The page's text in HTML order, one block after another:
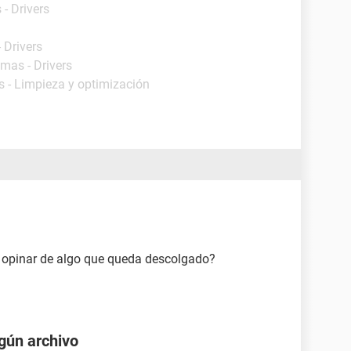
- Drivers
Drivers
- Drivers
- Limpieza y optimización
de algo que queda descolgado?
archivo